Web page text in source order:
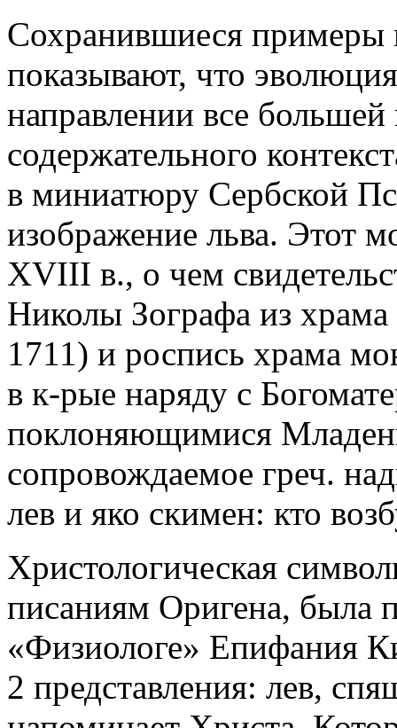
Сохранившиеся
показывают, что
направлении все большей
содержательного
в миниатюру Сербской
изображение льва. Этот
XVIII в., о чем
Николы Зографа из
1711) и роспись храма
в к-рые наряду с
поклоняющимися
сопровождаемое греч.
лев и яко скимен: кто
Христологическая
писаниям Оригена, была
«Физиологе» Епифания
2 представления: лев,